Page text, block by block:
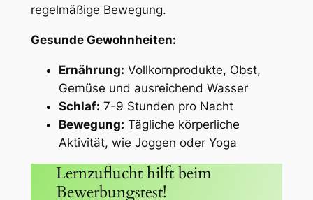
regelmäßige Bewegung.
Gesunde Gewohnheiten:
Ernährung: Vollkornprodukte, Obst,
Gemüse und ausreichend Wasser
Schlaf: 7-9 Stunden pro Nacht
Bewegung: Tägliche körperliche
Aktivität, wie Joggen oder Yoga
Lernzuflucht hilft beim
Bewerbungstest!